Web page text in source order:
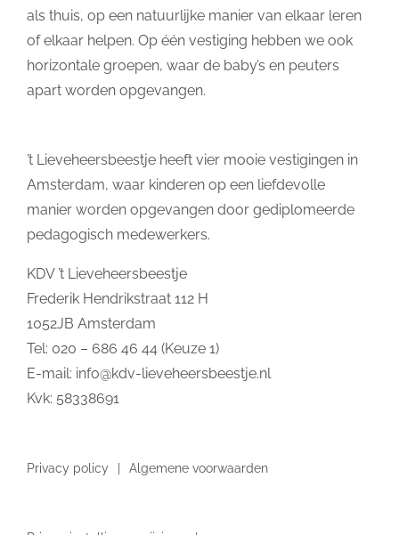
als thuis, op een natuurlijke manier van elkaar leren
of elkaar helpen. Op één vestiging hebben we ook
horizontale groepen, waar de baby’s en peuters
apart worden opgevangen.
’t Lieveheersbeestje heeft vier mooie vestigingen in
Amsterdam, waar kinderen op een liefdevolle
manier worden opgevangen door gediplomeerde
pedagogisch medewerkers.
KDV ’t Lieveheersbeestje
Frederik Hendrikstraat 112 H
1052JB Amsterdam
Tel: 020 – 686 46 44 (Keuze 1)
E-mail: info@kdv-lieveheersbeestje.nl
Kvk: 58338691
Privacy policy Algemene voorwaarden